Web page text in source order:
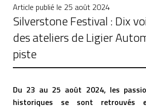
Article publié le 25 août 2024
Silverstone Festival : Dix
des ateliers de Ligier
piste
Du 23 au 25 août 2024, les
historiques se sont retrouvés